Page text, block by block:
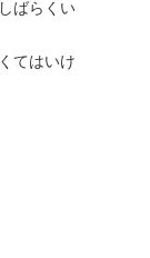
ばらくい
てはいけ